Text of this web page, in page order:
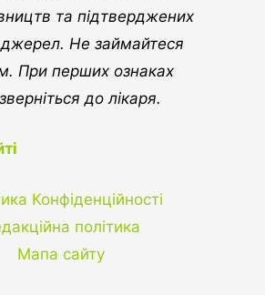
та підтверджених
джерел. Не займайтеся
При перших ознаках
до лікаря.
Конфіденційності
політика
Мапа сайту